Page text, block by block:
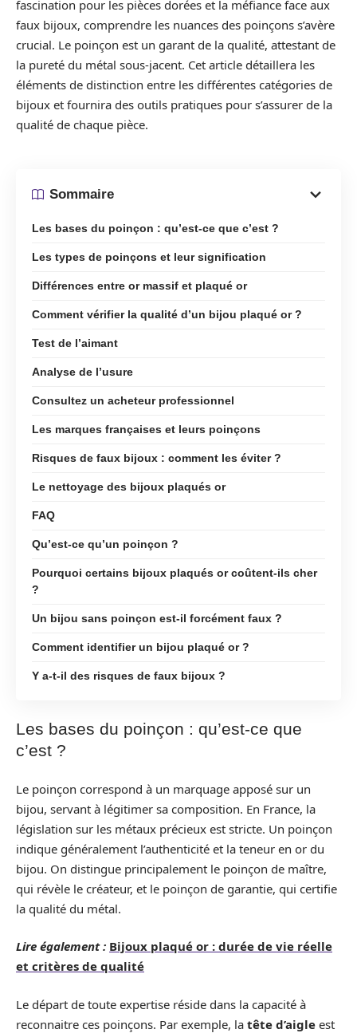
fascination pour les pièces dorées et la méfiance face aux
faux bijoux, comprendre les nuances des poinçons s’avère
crucial. Le poinçon est un garant de la qualité, attestant de
la pureté du métal sous-jacent. Cet article détaillera les
éléments de distinction entre les différentes catégories de
bijoux et fournira des outils pratiques pour s’assurer de la
qualité de chaque pièce.
Sommaire
Les bases du poinçon : qu’est-ce que c’est ?
Les types de poinçons et leur signification
Différences entre or massif et plaqué or
Comment vérifier la qualité d’un bijou plaqué or ?
Test de l’aimant
Analyse de l’usure
Consultez un acheteur professionnel
Les marques françaises et leurs poinçons
Risques de faux bijoux : comment les éviter ?
Le nettoyage des bijoux plaqués or
FAQ
Qu’est-ce qu’un poinçon ?
Pourquoi certains bijoux plaqués or coûtent-ils cher
?
Un bijou sans poinçon est-il forcément faux ?
Comment identifier un bijou plaqué or ?
Y a-t-il des risques de faux bijoux ?
Les bases du poinçon : qu’est-ce que
c’est ?
Le poinçon correspond à un marquage apposé sur un
bijou, servant à légitimer sa composition. En France, la
législation sur les métaux précieux est stricte. Un poinçon
indique généralement l’authenticité et la teneur en or du
bijou. On distingue principalement le poinçon de maître,
qui révèle le créateur, et le poinçon de garantie, qui certifie
la qualité du métal.
Lire également : Bijoux plaqué or : durée de vie réelle
et critères de qualité
Le départ de toute expertise réside dans la capacité à
reconnaitre ces poinçons. Par exemple, la tête d’aigle est